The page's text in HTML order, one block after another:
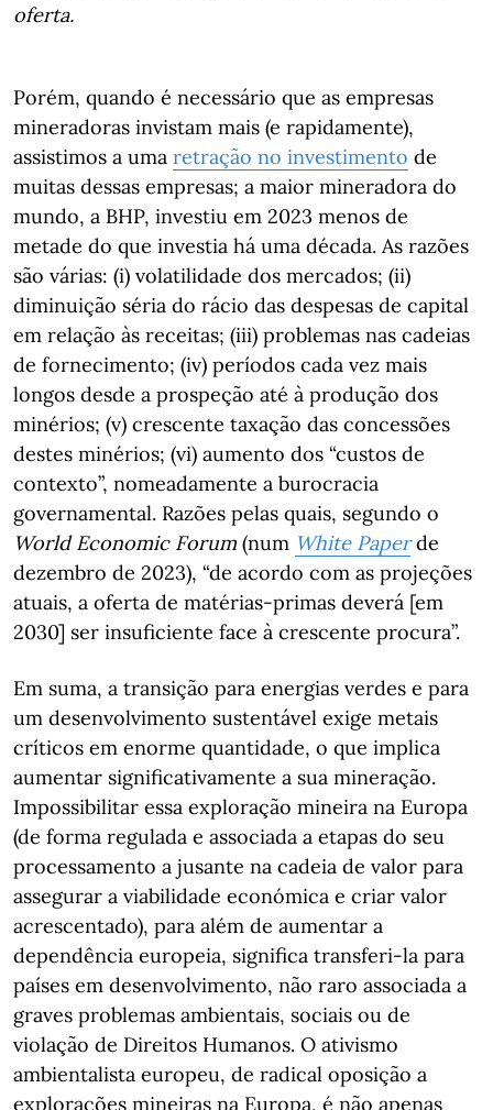
oferta.
Porém, quando é necessário que as empresas
mineradoras invistam mais (e rapidamente),
assistimos a uma retração no investimento de
muitas dessas empresas; a maior mineradora do
mundo, a BHP, investiu em 2023 menos de
metade do que investia há uma década. As razões
são várias: (i) volatilidade dos mercados; (ii)
diminuição séria do rácio das despesas de capital
em relação às receitas; (iii) problemas nas cadeias
de fornecimento; (iv) períodos cada vez mais
longos desde a prospeção até à produção dos
minérios; (v) crescente taxação das concessões
destes minérios; (vi) aumento dos “custos de
contexto”, nomeadamente a burocracia
governamental. Razões pelas quais, segundo o
World Economic Forum (num White Paperde
dezembro de 2023), “de acordo com as projeções
atuais, a oferta de matérias-primas deverá [em
2030] ser insuficiente face à crescente procura”.
Em suma, a transição para energias verdes e para
um desenvolvimento sustentável exige metais
críticos em enorme quantidade, o que implica
aumentar significativamente a sua mineração.
Impossibilitar essa exploração mineira na Europa
(de forma regulada e associada a etapas do seu
processamento a jusante na cadeia de valor para
assegurar a viabilidade económica e criar valor
acrescentado), para além de aumentar a
dependência europeia, significa transferi-la para
países em desenvolvimento, não raro associada a
graves problemas ambientais, sociais ou de
violação de Direitos Humanos. O ativismo
ambientalista europeu, de radical oposição a
explorações mineiras na Europa, é não apenas